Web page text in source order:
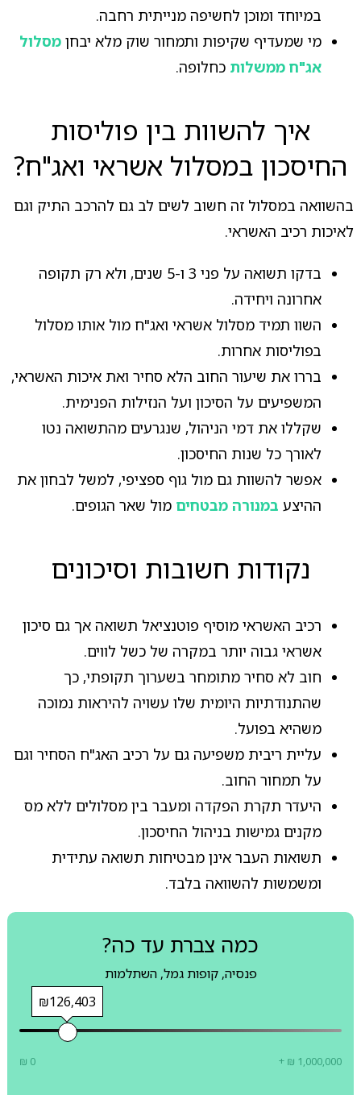
במיוחד ומוכן לחשיפה מנייתית רחבה.
מי שמעדיף שקיפות ותמחור שוק מלא יבחן מסלול
אג"ח ממשלות כחלופה.
איך להשוות בין פוליסות
החיסכון במסלול אשראי ואג"ח?
בהשוואה במסלול זה חשוב לשים לב גם להרכב התיק וגם
לאיכות רכיב האשראי.
בדקו תשואה על פני 3 ו-5 שנים, ולא רק תקופה
אחרונה ויחידה.
השוו תמיד מסלול אשראי ואג"ח מול אותו מסלול
בפוליסות אחרות.
בררו את שיעור החוב הלא סחיר ואת איכות האשראי,
המשפיעים על הסיכון ועל הנזילות הפנימית.
שקללו את דמי הניהול, שנגרעים מהתשואה נטו
לאורך כל שנות החיסכון.
אפשר להשוות גם מול גוף ספציפי, למשל לבחון את
ההיצע במנורה מבטחים מול שאר הגופים.
נקודות חשובות וסיכונים
רכיב האשראי מוסיף פוטנציאל תשואה אך גם סיכון
אשראי גבוה יותר במקרה של כשל לווים.
חוב לא סחיר מתומחר בשערוך תקופתי, כך
שהתנודתיות היומית שלו עשויה להיראות נמוכה
משהיא בפועל.
עליית ריבית משפיעה גם על רכיב האג"ח הסחיר וגם
על תמחור החוב.
היעדר תקרת הפקדה ומעבר בין מסלולים ללא מס
מקנים גמישות בניהול החיסכון.
תשואות העבר אינן מבטיחות תשואה עתידית
ומשמשות להשוואה בלבד.
כמה צברת עד כה?
פנסיה, קופות גמל, השתלמות
₪126,403
₪ 0 + ₪ 1,000,000